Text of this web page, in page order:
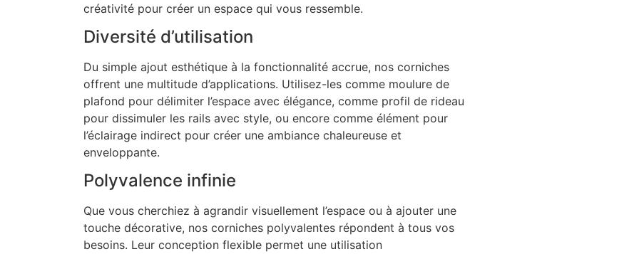
créativité pour créer un espace qui vous ressemble.
Diversité d’utilisation
Du simple ajout esthétique à la fonctionnalité accrue, nos corniches
offrent une multitude d’applications. Utilisez-les comme moulure de
plafond pour délimiter l’espace avec élégance, comme profil de rideau
pour dissimuler les rails avec style, ou encore comme élément pour
l’éclairage indirect pour créer une ambiance chaleureuse et
enveloppante.
Polyvalence infinie
Que vous cherchiez à agrandir visuellement l’espace ou à ajouter une
touche décorative, nos corniches polyvalentes répondent à tous vos
besoins. Leur conception flexible permet une utilisation